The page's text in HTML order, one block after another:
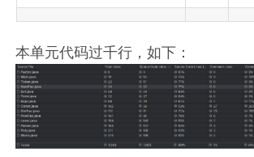
本单元代码过千行，如下：